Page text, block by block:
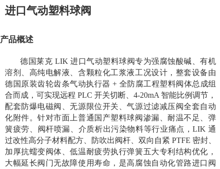
进口气动塑料球阀
产品概述
德国莱克 LIK 进口气动塑料球阀专为强腐蚀酸碱、有机
溶剂、高纯电解液、含颗粒化工浆液工况设计，整套设备由
德国原装齿轮齿条气动执行器 + 全防腐工程塑料阀体总成组
合而成，可实现远程 PLC 开关切断、4-20mA 智能比例调节，
配套防爆电磁阀、无源限位开关、气源过滤减压阀全套自动
化附件。针对市面上普通国产塑料球阀渗漏、耐温不足、弹
簧疲劳、阀杆喷漏、介质析出污染物料等行业痛点，LIK 通
过改性高分子材料配方、防吹出阀杆、双向自紧 PTFE 密封、
加厚抗蠕变阀体、低温耐疲劳执行弹簧五大专利结构优化，
大幅延长阀门无故障使用寿命，是高腐蚀自动化管路进口阀